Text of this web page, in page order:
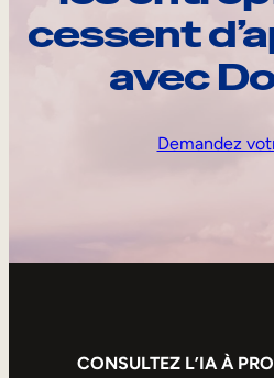
cessent
avec
Demandez
CONSULTEZ L’IA À